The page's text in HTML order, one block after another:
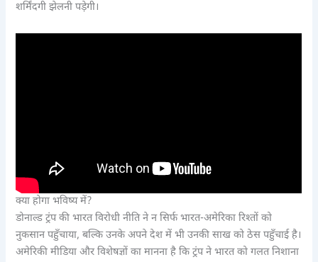
शर्मिंदगी झेलनी पड़ेगी।
क्या होगा भविष्य में?
डोनाल्ड ट्रंप की भारत विरोधी नीति ने न सिर्फ भारत-अमेरिका रिश्तों को
नुकसान पहुँचाया, बल्कि उनके अपने देश में भी उनकी साख को ठेस पहुँचाई है।
अमेरिकी मीडिया और विशेषज्ञों का मानना है कि ट्रंप ने भारत को गलत निशाना